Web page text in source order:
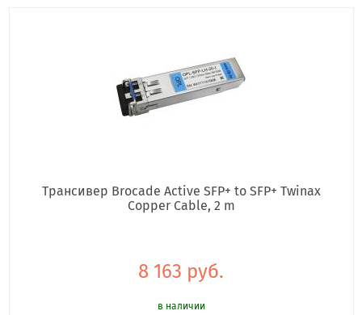
Трансивер Brocade Active SFP+ to SFP+ Twinax
Copper Cable, 2 m
8 163 руб.
в наличии